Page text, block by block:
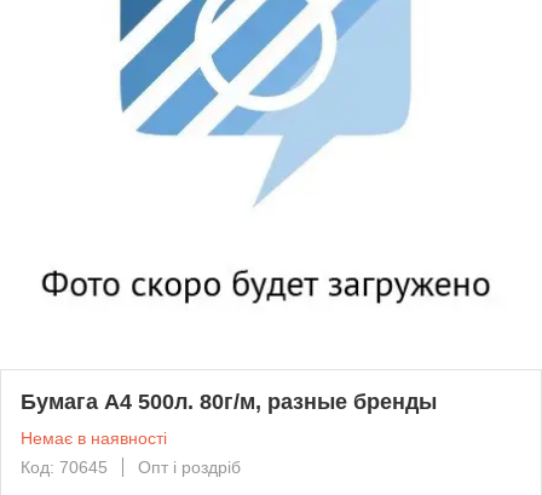
Бумага А4 500л. 80г/м, разные бренды
Немає в наявності
Код: 70645
Опт і роздріб